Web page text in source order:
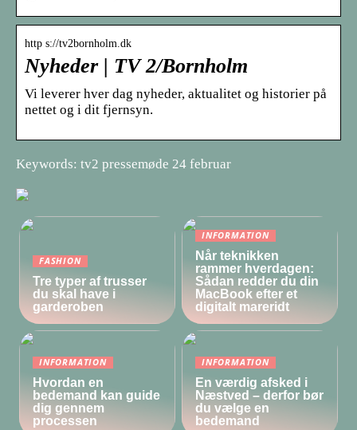
http s://tv2bornholm.dk
Nyheder | TV 2/Bornholm
Vi leverer hver dag nyheder, aktualitet og historier på
nettet og i dit fjernsyn.
Keywords: tv2 pressemøde 24 februar
FASHION
Tre typer af trusser
du skal have i
garderoben
INFORMATION
Når teknikken
rammer hverdagen:
Sådan redder du din
MacBook efter et
digitalt mareridt
INFORMATION
Hvordan en
bedemand kan guide
dig gennem
processen
INFORMATION
En værdig afsked i
Næstved – derfor bør
du vælge en
bedemand